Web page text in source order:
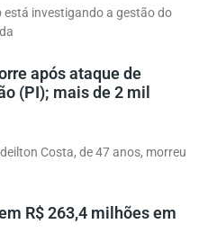
investigando a gestão do
após ataque de
(PI); mais de 2 mil
Costa, de 47 anos, morreu
R$ 263,4 milhões em